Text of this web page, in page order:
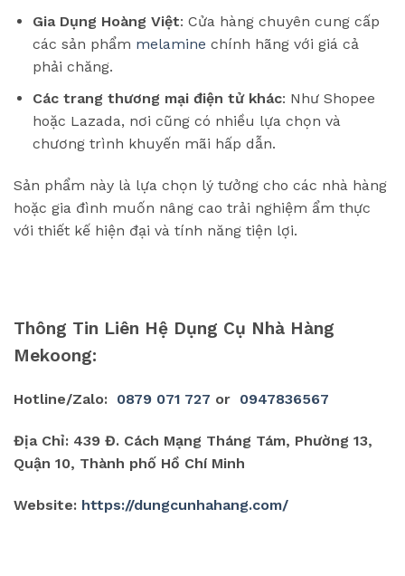
Gia Dụng Hoàng Việt: Cửa hàng chuyên cung cấp
các sản phẩm melamine chính hãng với giá cả
phải chăng.
Các trang thương mại điện tử khác: Như Shopee
hoặc Lazada, nơi cũng có nhiều lựa chọn và
chương trình khuyến mãi hấp dẫn.
Sản phẩm này là lựa chọn lý tưởng cho các nhà hàng
hoặc gia đình muốn nâng cao trải nghiệm ẩm thực
với thiết kế hiện đại và tính năng tiện lợi.
Thông Tin Liên Hệ Dụng Cụ Nhà Hàng
Mekoong:
Hotline/Zalo: 0879 071 727 or 0947836567
Địa Chỉ: 439 Đ. Cách Mạng Tháng Tám, Phường 13,
Quận 10, Thành phố Hồ Chí Minh
Website: https://dungcunhahang.com/